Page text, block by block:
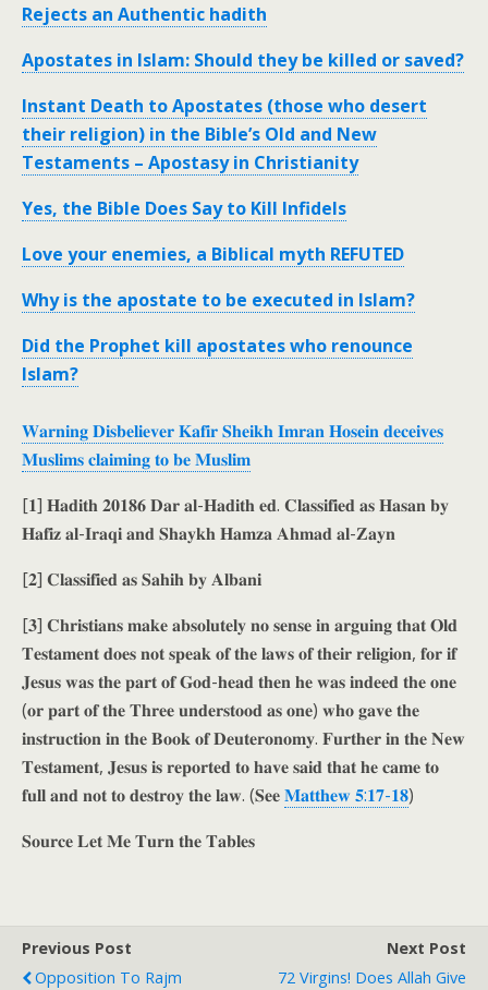
Rejects an Authentic hadith
Apostates in Islam: Should they be killed or saved?
Instant Death to Apostates (those who desert
their religion) in the Bible’s Old and New
Testaments – Apostasy in Christianity
Yes, the Bible Does Say to Kill Infidels
Love your enemies, a Biblical myth REFUTED
Why is the apostate to be executed in Islam?
Did the Prophet kill apostates who renounce
Islam?
𝐖𝐚𝐫𝐧𝐢𝐧𝐠 𝐃𝐢𝐬𝐛𝐞𝐥𝐢𝐞𝐯𝐞𝐫 𝐊𝐚𝐟𝐢𝐫 𝐒𝐡𝐞𝐢𝐤𝐡 𝐈𝐦𝐫𝐚𝐧 𝐇𝐨𝐬𝐞𝐢𝐧 𝐝𝐞𝐜𝐞𝐢𝐯𝐞𝐬
𝐌𝐮𝐬𝐥𝐢𝐦𝐬 𝐜𝐥𝐚𝐢𝐦𝐢𝐧𝐠 𝐭𝐨 𝐛𝐞 𝐌𝐮𝐬𝐥𝐢𝐦
[𝟏] 𝐇𝐚𝐝𝐢𝐭𝐡 𝟐𝟎𝟏𝟖𝟔 𝐃𝐚𝐫 𝐚𝐥-𝐇𝐚𝐝𝐢𝐭𝐡 𝐞𝐝. 𝐂𝐥𝐚𝐬𝐬𝐢𝐟𝐢𝐞𝐝 𝐚𝐬 𝐇𝐚𝐬𝐚𝐧 𝐛𝐲
𝐇𝐚𝐟𝐢𝐳 𝐚𝐥-𝐈𝐫𝐚𝐪𝐢 𝐚𝐧𝐝 𝐒𝐡𝐚𝐲𝐤𝐡 𝐇𝐚𝐦𝐳𝐚 𝐀𝐡𝐦𝐚𝐝 𝐚𝐥-𝐙𝐚𝐲𝐧
[𝟐] 𝐂𝐥𝐚𝐬𝐬𝐢𝐟𝐢𝐞𝐝 𝐚𝐬 𝐒𝐚𝐡𝐢𝐡 𝐛𝐲 𝐀𝐥𝐛𝐚𝐧𝐢
[𝟑] 𝐂𝐡𝐫𝐢𝐬𝐭𝐢𝐚𝐧𝐬 𝐦𝐚𝐤𝐞 𝐚𝐛𝐬𝐨𝐥𝐮𝐭𝐞𝐥𝐲 𝐧𝐨 𝐬𝐞𝐧𝐬𝐞 𝐢𝐧 𝐚𝐫𝐠𝐮𝐢𝐧𝐠 𝐭𝐡𝐚𝐭 𝐎𝐥𝐝
𝐓𝐞𝐬𝐭𝐚𝐦𝐞𝐧𝐭 𝐝𝐨𝐞𝐬 𝐧𝐨𝐭 𝐬𝐩𝐞𝐚𝐤 𝐨𝐟 𝐭𝐡𝐞 𝐥𝐚𝐰𝐬 𝐨𝐟 𝐭𝐡𝐞𝐢𝐫 𝐫𝐞𝐥𝐢𝐠𝐢𝐨𝐧, 𝐟𝐨𝐫 𝐢𝐟
𝐉𝐞𝐬𝐮𝐬 𝐰𝐚𝐬 𝐭𝐡𝐞 𝐩𝐚𝐫𝐭 𝐨𝐟 𝐆𝐨𝐝-𝐡𝐞𝐚𝐝 𝐭𝐡𝐞𝐧 𝐡𝐞 𝐰𝐚𝐬 𝐢𝐧𝐝𝐞𝐞𝐝 𝐭𝐡𝐞 𝐨𝐧𝐞
(𝐨𝐫 𝐩𝐚𝐫𝐭 𝐨𝐟 𝐭𝐡𝐞 𝐓𝐡𝐫𝐞𝐞 𝐮𝐧𝐝𝐞𝐫𝐬𝐭𝐨𝐨𝐝 𝐚𝐬 𝐨𝐧𝐞) 𝐰𝐡𝐨 𝐠𝐚𝐯𝐞 𝐭𝐡𝐞
𝐢𝐧𝐬𝐭𝐫𝐮𝐜𝐭𝐢𝐨𝐧 𝐢𝐧 𝐭𝐡𝐞 𝐁𝐨𝐨𝐤 𝐨𝐟 𝐃𝐞𝐮𝐭𝐞𝐫𝐨𝐧𝐨𝐦𝐲. 𝐅𝐮𝐫𝐭𝐡𝐞𝐫 𝐢𝐧 𝐭𝐡𝐞 𝐍𝐞𝐰
𝐓𝐞𝐬𝐭𝐚𝐦𝐞𝐧𝐭, 𝐉𝐞𝐬𝐮𝐬 𝐢𝐬 𝐫𝐞𝐩𝐨𝐫𝐭𝐞𝐝 𝐭𝐨 𝐡𝐚𝐯𝐞 𝐬𝐚𝐢𝐝 𝐭𝐡𝐚𝐭 𝐡𝐞 𝐜𝐚𝐦𝐞 𝐭𝐨
𝐟𝐮𝐥𝐥 𝐚𝐧𝐝 𝐧𝐨𝐭 𝐭𝐨 𝐝𝐞𝐬𝐭𝐫𝐨𝐲 𝐭𝐡𝐞 𝐥𝐚𝐰. (𝐒𝐞𝐞𝐌𝐚𝐭𝐭𝐡𝐞𝐰 𝟓:𝟏𝟕-𝟏𝟖)
𝐒𝐨𝐮𝐫𝐜𝐞 𝐋𝐞𝐭 𝐌𝐞 𝐓𝐮𝐫𝐧 𝐭𝐡𝐞 𝐓𝐚𝐛𝐥𝐞𝐬
Previous Post
Opposition To Rajm
Next Post
72 Virgins! Does Allah Give